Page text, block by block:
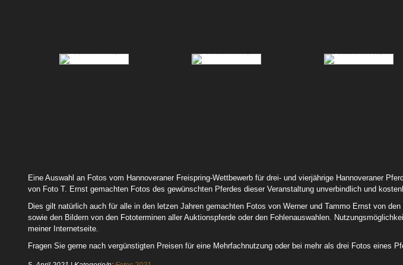
72 Primadonna Pj 01
76 Candy Blue 01 82 Leni 02 83 Samy Deluxe 04
Eine Auswahl an Fotos vom Hannoveraner Freispring-Wettbewerb für drei- und vierjährige Hannoveraner
von Foto T. Ernst gemachten Fotos des gewünschten Pferdes dieser Veranstaltung unverbindlich und
Dies gilt natürlich auch für alle in den letzen Jahren gemachten Fotos von Werner und Tammo Ernst von
sowie den Bildern von den Fototerminen aller Auktionspferde oder den Fohlenauswahlen.
meiner Internetseite.
Fragen Sie gerne nach vergünstigten Preisen für eine Mehrfachnutzung oder bei mehr als drei Fotos eines